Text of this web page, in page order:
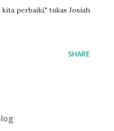
kita perbaiki," tukas Josiah
SHARE